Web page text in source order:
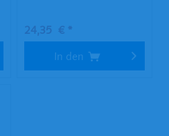
24,35 € *
In den